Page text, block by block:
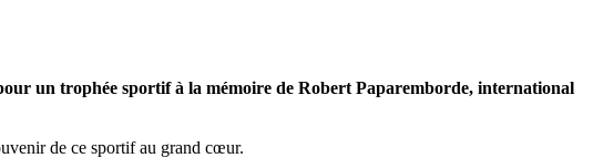
un trophée sportif à la mémoire de Robert Paparemborde, international
de ce sportif au grand cœur.